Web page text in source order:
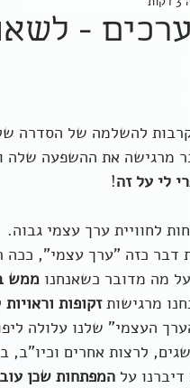
-
להשלמה של הסדרה
מרגישה את ההשפעה שלה
לי על זה!
דבר כזה "ערך עצמי", ככה
מה מדובר כשאנחנו ממש
מרגישות זקופות וראויות
העצמי" שלנו עלולה
לרצות אחרים וכיו"ב,
על המפתחות שכן